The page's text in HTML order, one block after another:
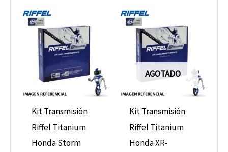
Kit Transmisión
Riffel Titanium
Honda Storm
AGOTADO
Kit Transmisión
Riffel Titanium
Honda XR-